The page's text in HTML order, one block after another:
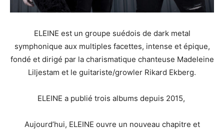
ELEINE est un groupe suédois de dark metal
symphonique aux multiples facettes, intense et épique,
fondé et dirigé par la charismatique chanteuse Madeleine
Liljestam et le guitariste/growler Rikard Ekberg.
ELEINE a publié trois albums depuis 2015,
Aujourd’hui, ELEINE ouvre un nouveau chapitre et